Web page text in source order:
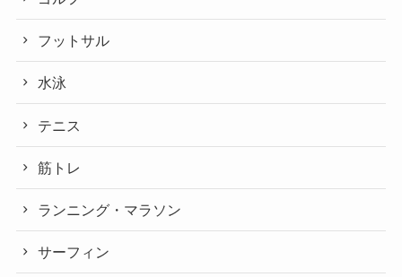
フットサル
水泳
テニス
筋トレ
ランニング・マラソン
サーフィン